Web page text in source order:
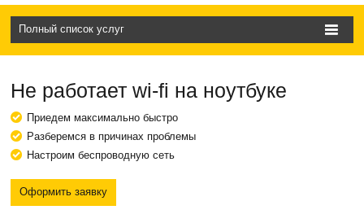
Полный список услуг
Не работает wi-fi на ноутбуке
Приедем максимально быстро
Разберемся в причинах проблемы
Настроим беспроводную сеть
Оформить заявку